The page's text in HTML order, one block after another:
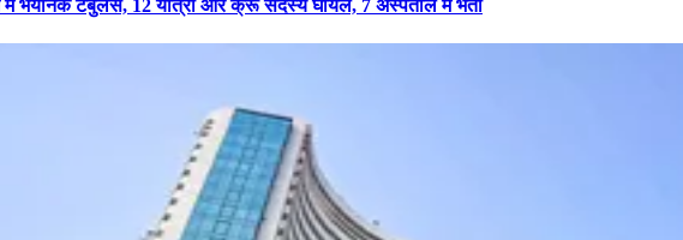
भयानक टर्बुलेंस, 12 यात्री और क्रू सदस्य घायल, 7 अस्पताल में भर्ती